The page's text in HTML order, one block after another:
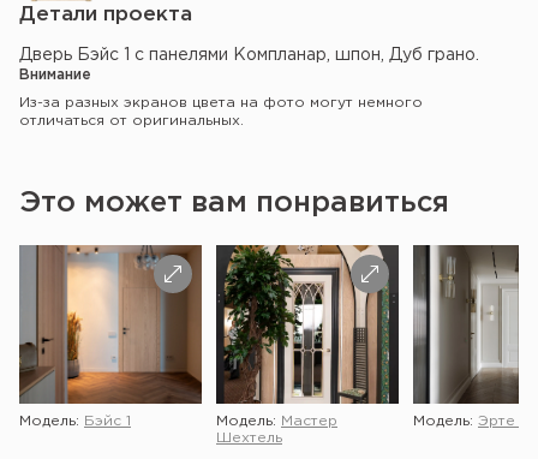
Детали проекта
Дверь Бэйс 1 с панелями Компланар, шпон, Дуб грано.
Внимание
Из-за разных экранов цвета на фото могут немного
отличаться от оригинальных.
Это может вам понравиться
Модель: Бэйс 1 Модель:
Мастер
Шехтель
Модель: Эрте 2